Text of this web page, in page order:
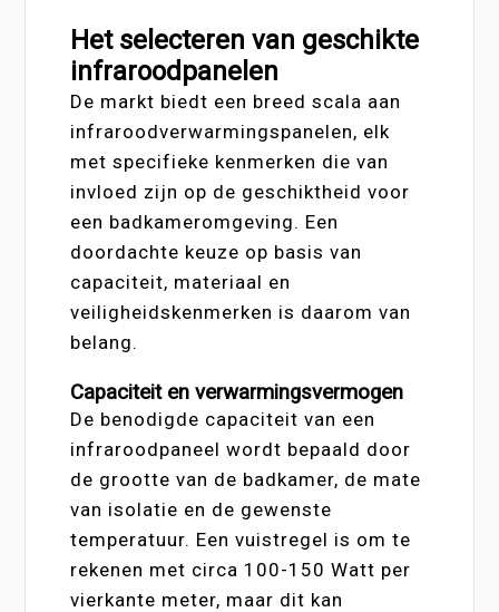
Het selecteren van geschikte
infraroodpanelen
De markt biedt een breed scala aan
infraroodverwarmingspanelen, elk
met specifieke kenmerken die van
invloed zijn op de geschiktheid voor
een badkameromgeving. Een
doordachte keuze op basis van
capaciteit, materiaal en
veiligheidskenmerken is daarom van
belang.
Capaciteit en verwarmingsvermogen
De benodigde capaciteit van een
infraroodpaneel wordt bepaald door
de grootte van de badkamer, de mate
van isolatie en de gewenste
temperatuur. Een vuistregel is om te
rekenen met circa 100-150 Watt per
vierkante meter, maar dit kan